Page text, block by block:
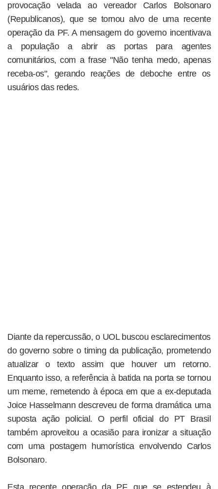
provocação velada ao vereador Carlos Bolsonaro
(Republicanos), que se tornou alvo de uma recente
operação da PF. A mensagem do governo incentivava
a população a abrir as portas para agentes
comunitários, com a frase "Não tenha medo, apenas
receba-os", gerando reações de deboche entre os
usuários das redes.
Diante da repercussão, o UOL buscou esclarecimentos
do governo sobre o timing da publicação, prometendo
atualizar o texto assim que houver um retorno.
Enquanto isso, a referência à batida na porta se tornou
um meme, remetendo à época em que a ex-deputada
Joice Hasselmann descreveu de forma dramática uma
suposta ação policial. O perfil oficial do PT Brasil
também aproveitou a ocasião para ironizar a situação
com uma postagem humorística envolvendo Carlos
Bolsonaro.